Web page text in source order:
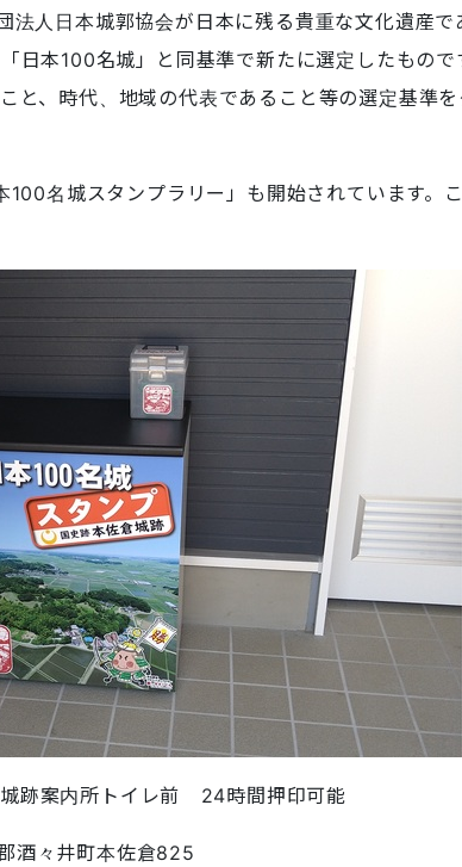
法人日本城郭協会が日本に残る貴重な文化遺産
日本100名城」と同基準で新たに選定したもの
と、時代、地域の代表であること等の選定基準
名城スタンプラリー」も開始されています。
跡案内所トイレ前 24時間押印可能
々井町本佐倉825